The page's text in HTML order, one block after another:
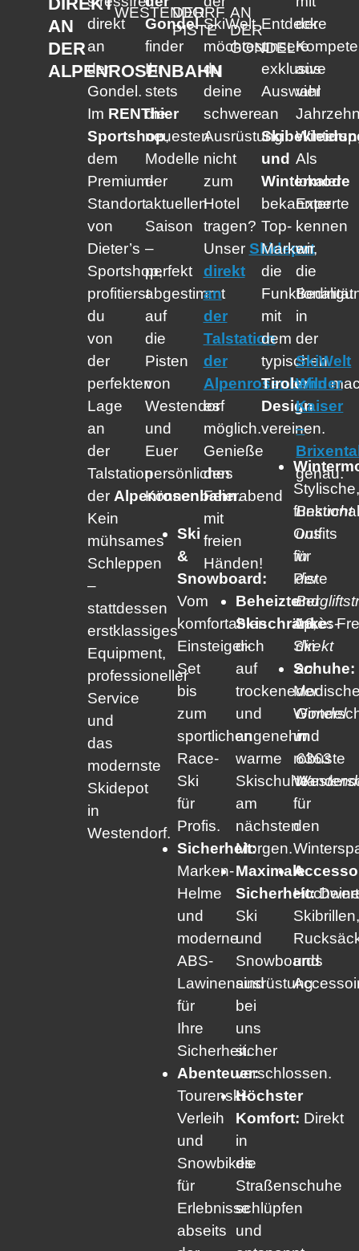
AN
DER
ALPENROSENBAHN
direkt
an
der
Gondel.
Im RENThier
Sportshop,
dem
Premium-
Standort
von
Dieter’s
Sportshop,
profitierst
du
von
der
perfekten
Lage
an
der
Talstation
derAlpenrosenbahn.
Kein
mühsames
Schleppen
–
stattdessen
erstklassiges
Equipment,
professioneller
Service
und
das
modernste
Skidepot
in
Westendorf.
WESTENDORF
Gondel
finder
Ihr
stets
die
neuesten
Modelle
der
aktuellen
Saison
–
perfekt
abgestimmt
auf
die
Pisten
von
Westendorf
und
Euer
persönliches
Können.
Ski
&
Snowboard:
Vom
komfortablen
Einsteiger-
Set
bis
zum
sportlichen
Race-
Ski
für
Profis.
Sicherheit:
Marken-
Helme
und
moderne
ABS-
Lawinenausrüstung
für
Ihre
Sicherheit.
Abenteuer:
Tourenski-
Verleih
und
Snowbikes
für
Erlebnisse
abseits
DER
PISTESkiWelt
möchtest
du
deine
schwere
Ausrüstung
nicht
zum
Hotel
tragen?
Unser Skidepot
direkt
an
der
Talstation
der
Alpenrosenbahn
es
möglich.
Genieße
den
Feierabend
mit
freien
Händen!
Beheizte
Skischränke:
dich
auf
trockene
und
angenehm
warme
Skischuhe
am
nächsten
Morgen.
Maximale
Sicherheit:Deine
Ski
und
Snowboards
sind
bei
uns
sicher
verschlossen.
Höchster
Komfort: Direkt
in
die
Straßenschuhe
schlüpfen
und
AN
DER
GONDEL
Entdecke
unsere
exklusive
Auswahl
an
und
Wintermode
bekannter
Top-
Marken,
die
Funktionalität
mit
dem
typischen
Tiroler
Design
vereinen.
Stylische,
Outfits
für
Piste
und
Après-
Ski.
Schuhe:
und
robuste
für
den
Skibrillen,
und
der
aus
vier
Als
lokaler
Experte
kennen
wir
die
in
der
SkiWelt
Wilder
Kaiser
–
genau.
Besucht
uns
in
der
18,
direkt
an
der
Gondel
in
6363